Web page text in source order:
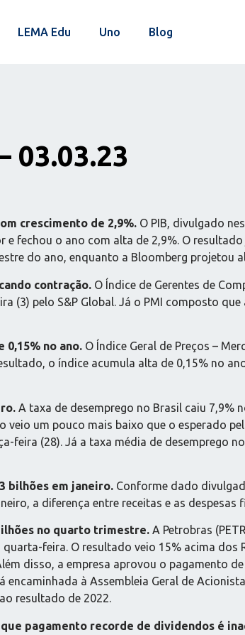
LEMA Edu Uno Blog
03.03.23
crescimento de 2,9%. O PIB, divulgado
fechou o ano com alta de 2,9%. O
do ano, enquanto a Bloomberg projetou
contração. O Índice de Gerentes de
(3) pelo S&P Global. Já o PMI composto
0,15% no ano. O Índice Geral de Preços –
o índice acumula alta de 0,15% no
A taxa de desemprego no Brasil caiu 7,9%
um pouco mais baixo que o esperado
feira (28). Já a taxa média de desemprego
bilhões em janeiro. Conforme dado
a diferença entre receitas e as despesas
no quarto trimestre. A Petrobras
feira. O resultado veio 15% acima dos
disso, a empresa aprovou o pagamento
à Assembleia Geral de
resultado de 2022.
pagamento recorde de dividendos é